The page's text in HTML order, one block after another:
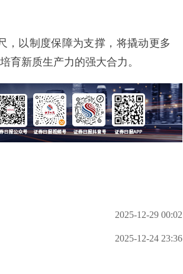
以制度保障为支撑，将撬动更多
育新质生产力的强大合力。
2025-12-29 00:02
2025-12-24 23:36